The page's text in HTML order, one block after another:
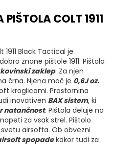
COLT 1911
1911 Black Tactical je
znane pištole 1911. Pištola
kovinski zaklep. Za njen
črna. Njena moč je 0,6J oz.
kroglicami. Prostornina
inovativen BAX sistem, ki
natančnost. Pištola deluje na
za vsak strel. Pištolo
airsofta. Ob obvezni
spopadekakor tudi za